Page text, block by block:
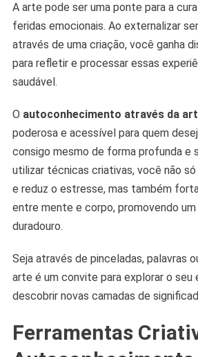
A arte pode ser uma ponte para a
feridas emocionais. Ao externalizar
através de uma criação, você ganha
para refletir e processar essas
saudável.
O autoconhecimento através da
poderosa e acessível para quem
consigo mesmo de forma profunda e
utilizar técnicas criativas, você não
e reduz o estresse, mas também
entre mente e corpo, promovendo um
duradouro.
Seja através de pinceladas, palavras
arte é um convite para explorar o seu
descobrir novas camadas de
Ferramentas